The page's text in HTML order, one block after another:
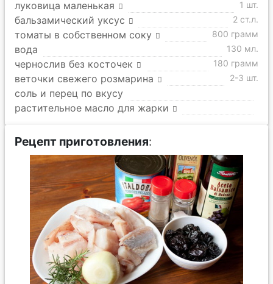
луковица маленькая 1 шт.
бальзамический уксус 2 ст.л.
томаты в собственном соку 800 грамм
вода 130 мл.
чернослив без косточек 180 грамм
веточки свежего розмарина 2-3 шт.
соль и перец по вкусу
растительное масло для жарки
Рецепт приготовления: